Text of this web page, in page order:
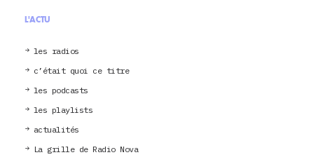
L'ACTU
les radios
c’était quoi ce titre
les podcasts
les playlists
actualités
La grille de Radio Nova